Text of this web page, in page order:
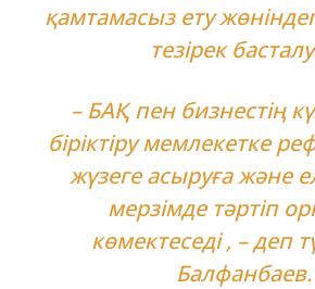
қамтамасыз ету
тезірек
– БАҚ пен бизнестің
біріктіру мемлекетке
жүзеге асыруға және
мерзімде тәртіп
көмектеседі , – деп
Балфанбаев.